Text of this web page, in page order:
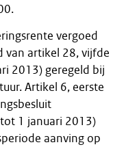
vergoed
van artikel 28, vijfde
2013) geregeld bij
Artikel 6, eerste
1 januari 2013)
aanving op